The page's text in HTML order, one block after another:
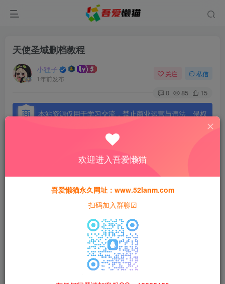
天使圣域删档教程
小狸子
1年前发布
关注 私信
0 85 15
本站资源仅用于学习交流，禁止商业运营与违法、侵权
果由使用者自行承担。
首先关闭服务端，然后保证芒果的数据库是启动的状态！
cd /www/server/mongodb/bin
欢迎进入吾爱懒猫
吾爱懒猫永久网址：www.52lanm.com
扫码加入群聊☑